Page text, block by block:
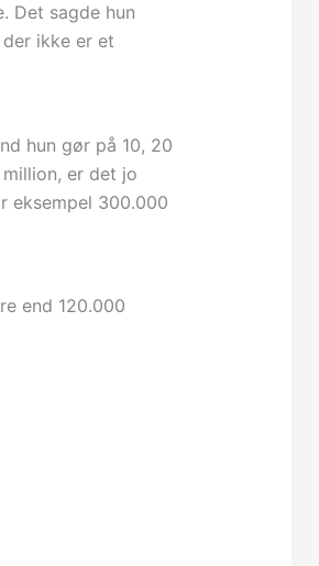
Det sagde hun
ikke er et
hun gør på 10, 20
er det jo
eksempel 300.000
end 120.000